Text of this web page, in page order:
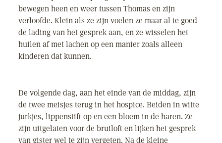
bewegen heen en weer tussen Thomas en zijn
verloofde. Klein als ze zijn voelen ze maar al te goed
de lading van het gesprek aan, en ze wisselen het
huilen af met lachen op een manier zoals alleen
kinderen dat kunnen.
De volgende dag, aan het einde van de middag, zijn
de twee meisjes terug in het hospice. Beiden in witte
jurkjes, lippenstift op en een bloem in de haren. Ze
zijn uitgelaten voor de bruiloft en lijken het gesprek
van gister wel te zijn vergeten. Na de kleine